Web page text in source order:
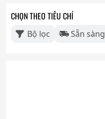
CHỌN THEO TIÊU CHÍ
Bộ lọc Sẵn sàng